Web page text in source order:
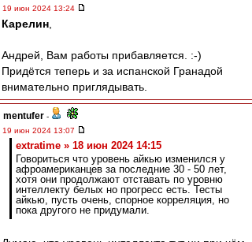
19 июн 2024 13:24
Карелин
Андрей, Вам работы прибавляется. :-)
Придётся теперь и за испанской Гранадой
внимательно приглядывать.
mentufer -
19 июн 2024 13:07
extratime » 18 июн 2024 14:15
Говориться что уровень айкью изменился у
афроамериканцев за последние 30 - 50 лет,
хотя они продолжают отставать по уровню
интеллекту белых но прогресс есть. Тесты
айкью, пусть очень, спорное корреляция, но
пока другого не придумали.